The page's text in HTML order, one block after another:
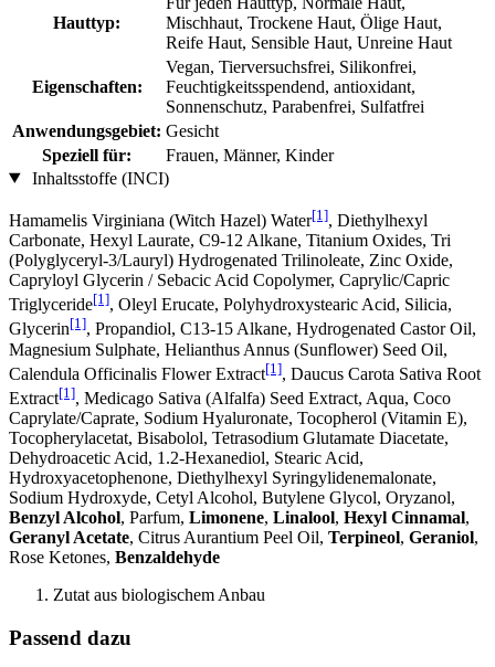
Hauttyp:
Mischhaut, Trockene Haut, Ölige Haut,
Reife Haut, Sensible Haut, Unreine Haut
Eigenschaften:
Vegan, Tierversuchsfrei, Silikonfrei,
Feuchtigkeitsspendend, antioxidant,
Sonnenschutz, Parabenfrei, Sulfatfrei
Anwendungsgebiet: Gesicht
Speziell für:
Frauen, Männer, Kinder
Inhaltsstoffe (INCI)
Hamamelis Virginiana (Witch Hazel) Water[1], Diethylhexyl
Carbonate, Hexyl Laurate, C9-12 Alkane, Titanium Oxides, Tri
(Polyglyceryl-3/Lauryl) Hydrogenated Trilinoleate, Zinc Oxide,
Capryloyl Glycerin / Sebacic Acid Copolymer, Caprylic/Capric
Triglyceride[1], Oleyl Erucate, Polyhydroxystearic Acid, Silicia,
Glycerin[1], Propandiol, C13‐15 Alkane, Hydrogenated Castor Oil,
Magnesium Sulphate, Helianthus Annus (Sunflower) Seed Oil,
Calendula Officinalis Flower Extract[1], Daucus Carota Sativa Root
Extract[1], Medicago Sativa (Alfalfa) Seed Extract, Aqua, Coco
Caprylate/Caprate, Sodium Hyaluronate, Tocopherol (Vitamin E),
Tocopherylacetat, Bisabolol, Tetrasodium Glutamate Diacetate,
Dehydroacetic Acid, 1.2-Hexanediol, Stearic Acid,
Hydroxyacetophenone, Diethylhexyl Syringylidenemalonate,
Sodium Hydroxyde, Cetyl Alcohol, Butylene Glycol, Oryzanol,
Benzyl Alcohol, Parfum, Limonene, Linalool, Hexyl Cinnamal,
Geranyl Acetate, Citrus Aurantium Peel Oil, Terpineol, Geraniol,
Rose Ketones, Benzaldehyde
Zutat aus biologischem Anbau
Passend dazu